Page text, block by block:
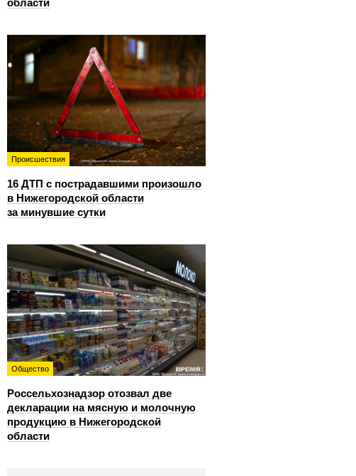
области
Происшествия
16 ДТП с пострадавшими произошло
в Нижегородской области
за минувшие сутки
Общество
Россельхознадзор отозвал две
декларации на мясную и молочную
продукцию в Нижегородской
области